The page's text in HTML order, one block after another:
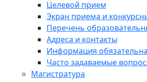
Целевой прием
Экран приема и
Перечень
Адреса и контакты
Информация
Часто задаваемые
Магистратура